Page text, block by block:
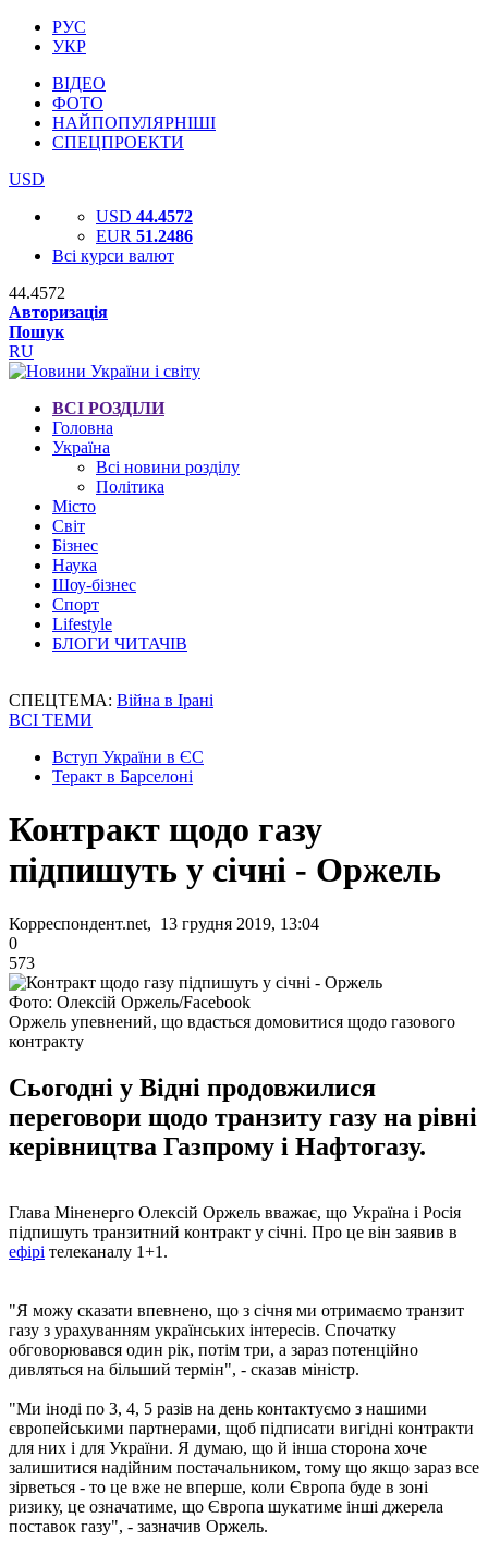
РУС
УКР
ВІДЕО
ФОТО
НАЙПОПУЛЯРНІШІ
СПЕЦПРОЕКТИ
USD
USD 44.4572
EUR 51.2486
Всі курси валют
44.4572
Авторизація
Пошук
RU
ВСІ РОЗДІЛИ
Головна
Україна
Всі новини розділу
Політика
Місто
Світ
Бізнес
Наука
Шоу-бізнес
Спорт
Lifestyle
БЛОГИ ЧИТАЧІВ
СПЕЦТЕМА: Війна в Ірані
ВСІ ТЕМИ
Вступ України в ЄС
Теракт в Барселоні
Контракт щодо газу
підпишуть у січні - Оржель
Корреспондент.net, 13 грудня 2019, 13:04
0
573
Фото: Олексій Оржель/Facebook
Оржель упевнений, що вдасться домовитися щодо газового
контракту
Сьогодні у Відні продовжилися
переговори щодо транзиту газу на рівні
керівництва Газпрому і Нафтогазу.
Глава Міненерго Олексій Оржель вважає, що Україна і Росія
підпишуть транзитний контракт у січні. Про це він заявив в
ефірі телеканалу 1+1.
"Я можу сказати впевнено, що з січня ми отримаємо транзит
газу з урахуванням українських інтересів. Спочатку
обговорювався один рік, потім три, а зараз потенційно
дивляться на більший термін", - сказав міністр.
"Ми іноді по 3, 4, 5 разів на день контактуємо з нашими
європейськими партнерами, щоб підписати вигідні контракти
для них і для України. Я думаю, що й інша сторона хоче
залишитися надійним постачальником, тому що якщо зараз все
зірветься - то це вже не вперше, коли Європа буде в зоні
ризику, це означатиме, що Європа шукатиме інші джерела
поставок газу", - зазначив Оржель.